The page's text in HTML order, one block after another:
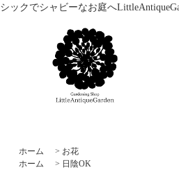
シックでシャビーなお庭へ
ホーム > お花
ホーム
> 日陰OK